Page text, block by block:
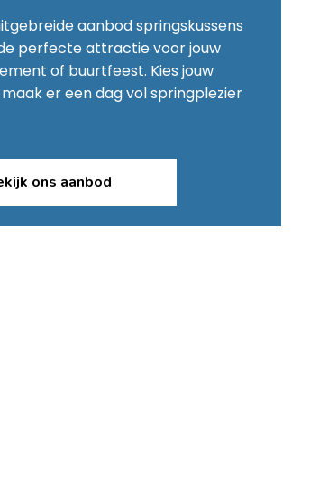
aanbod springskussens
perfecte attractie voor jouw
of buurtfeest. Kies jouw
er een dag vol springplezier
ons aanbod